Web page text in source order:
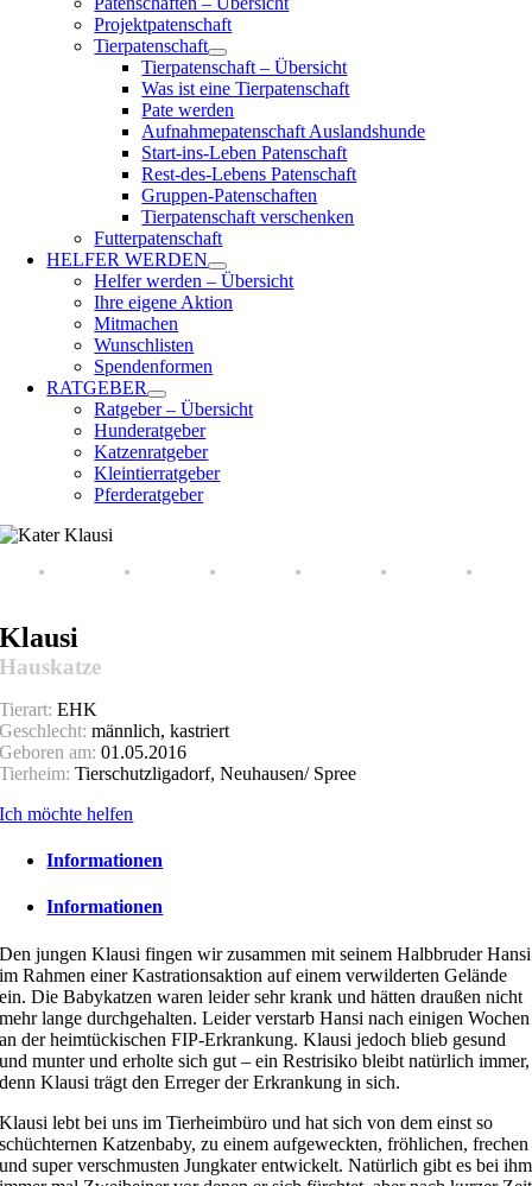
Projektpatenschaft
Tierpatenschaft
Tierpatenschaft – Übersicht
Was ist eine Tierpatenschaft
Pate werden
Aufnahmepatenschaft Auslandshunde
Start-ins-Leben Patenschaft
Rest-des-Lebens Patenschaft
Gruppen-Patenschaften
Tierpatenschaft verschenken
Futterpatenschaft
HELFER WERDEN
Helfer werden – Übersicht
Ihre eigene Aktion
Mitmachen
Wunschlisten
Spendenformen
RATGEBER
Ratgeber – Übersicht
Hunderatgeber
Katzenratgeber
Kleintierratgeber
Pferderatgeber
Klausi
Hauskatze
Tierart: EHK
Geschlecht: männlich, kastriert
Geboren am: 01.05.2016
Tierheim: Tierschutzligadorf, Neuhausen/ Spree
Ich möchte helfen
Informationen
Informationen
Den jungen Klausi fingen wir zusammen mit seinem Halbbruder Hansi
im Rahmen einer Kastrationsaktion auf einem verwilderten Gelände
ein. Die Babykatzen waren leider sehr krank und hätten draußen nicht
mehr lange durchgehalten. Leider verstarb Hansi nach einigen Wochen
an der heimtückischen FIP-Erkrankung. Klausi jedoch blieb gesund
und munter und erholte sich gut – ein Restrisiko bleibt natürlich immer,
denn Klausi trägt den Erreger der Erkrankung in sich.
Klausi lebt bei uns im Tierheimbüro und hat sich von dem einst so
schüchternen Katzenbaby, zu einem aufgeweckten, fröhlichen, frechen
und super verschmusten Jungkater entwickelt. Natürlich gibt es bei ihm